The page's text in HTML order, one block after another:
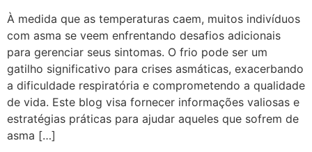
À medida que as temperaturas caem, muitos indivíduos
com asma se veem enfrentando desafios adicionais
para gerenciar seus sintomas. O frio pode ser um
gatilho significativo para crises asmáticas, exacerbando
a dificuldade respiratória e comprometendo a qualidade
de vida. Este blog visa fornecer informações valiosas e
estratégias práticas para ajudar aqueles que sofrem de
asma […]